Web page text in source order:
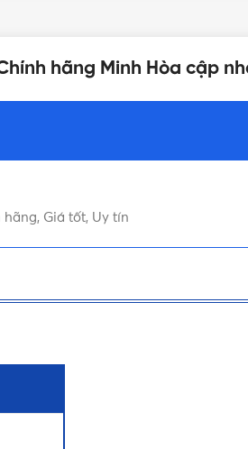
hãng Minh Hòa cập
hãng, Giá tốt, Uy tín